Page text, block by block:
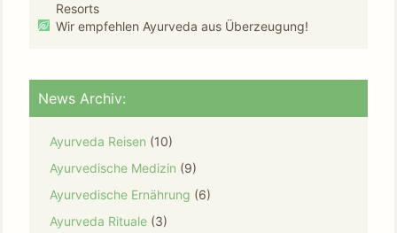
Resorts
Wir empfehlen Ayurveda aus Überzeugung!
News Archiv:
Ayurveda Reisen (10)
Ayurvedische Medizin (9)
Ayurvedische Ernährung (6)
Ayurveda Rituale (3)